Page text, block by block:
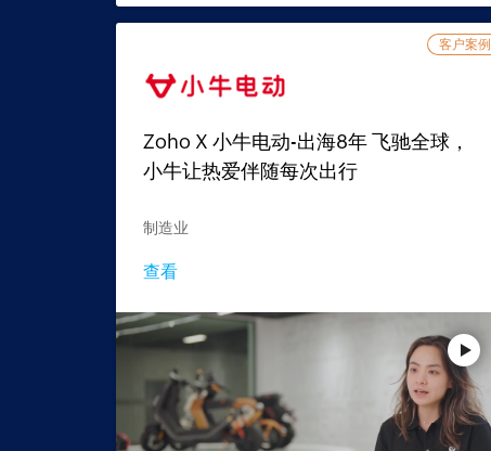
客户案例
Zoho X 小牛电动-出海8年 飞驰全球，
小牛让热爱伴随每次出行
制造业
查看